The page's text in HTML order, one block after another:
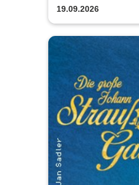
19.09.2026